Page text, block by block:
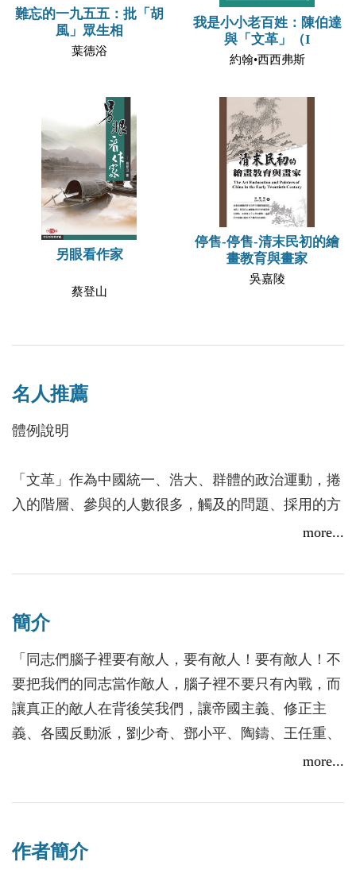
難忘的一九五五：批「胡
風」眾生相
葉德浴
我是小小老百姓：陳伯達
與「文革」（I
約翰•西西弗斯
另眼看作家
蔡登山
停售-停售-清末民初的繪
畫教育與畫家
吳嘉陵
名人推薦
體例說明
「文革」作為中國統一、浩大、群體的政治運動，捲
入的階層、參與的人數很多，觸及的問題、採用的方
式十分複雜。可以說，任何一個政治事件，動輒牽動
每個事件、運動聚集了眾多參與者，會議記錄中的文
的時候，某一個檔應該歸屬何人，或者說，史料在不
同人物的分配上如何處理，是一個值得斟酌的問題。
本叢書由於包括大量現場的講話記錄，具有原生態的
歷史形態，多人參與的談話形成了文本之間的互文關
的資訊點，使讀者由每一篇文章的連續性閱讀，可以
料的編撰細節，有一些技術問題需要處理。根據編者
more...
簡介
「同志們腦子裡要有敵人，要有敵人！要有敵人！不
要把我們的同志當作敵人，腦子裡不要只有內戰，而
讓真正的敵人在背後笑我們，讓帝國主義、修正主
義、各國反動派，劉少奇、鄧小平、陶鑄、王任重、
李井泉在背後笑我們。我們腦子裡要有敵人，要有敵
──中央首長第六次接見河南赴京彙報代表團紀要
more...
作者簡介